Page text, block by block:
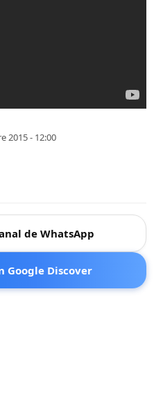
2015 - 12:00
de WhatsApp
Google Discover